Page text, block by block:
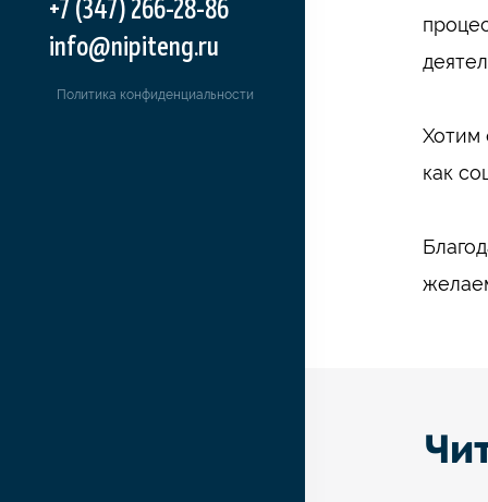
+7 (347) 266-28-86
info@nipiteng.ru
Политика конфиденциальности
Хотим
как